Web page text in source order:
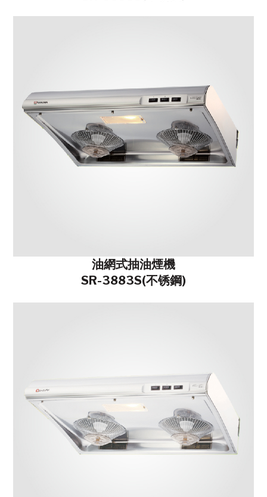
油網式抽油煙機
SR-3883S(不锈鋼)